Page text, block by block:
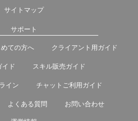
サイトマップ
サポート
ての方へ クライアント用ガイド
イド スキル販売ガイド
イン チャットご利用ガイド
よくある質問 お問い合わせ